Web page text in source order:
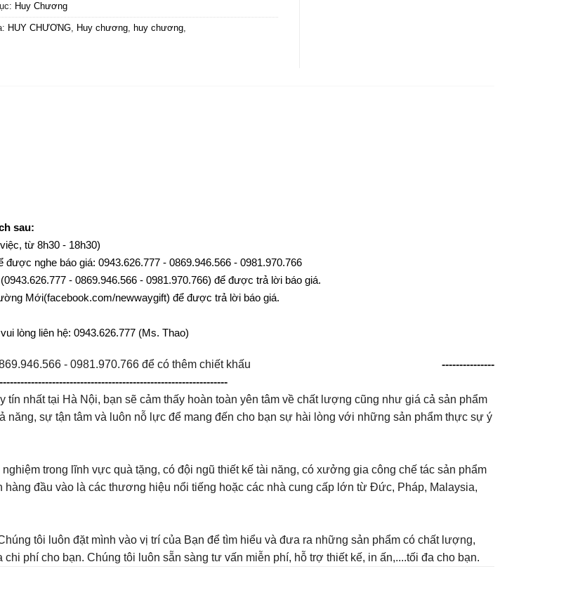
Huy Chương
HUY CHƯƠNG, Huy chương, huy chương,
sau:
từ 8h30 - 18h30)
nghe báo giá: 0943.626.777 - 0869.946.566 - 0981.970.766
- 0869.946.566 - 0981.970.766) để được trả lời báo giá.
Mới(facebook.com/newwaygift) để được trả lời báo giá.
lòng liên hệ: 0943.626.777 (Ms. Thao)
theo số 0869.946.566 - 0981.970.766 để có thêm chiết khấu
---------------
nhất tại Hà Nội, bạn sẽ cảm thấy hoàn toàn yên tâm về chất lượng cũng như giá cả sản phẩm
năng, sự tận tâm và luôn nỗ lực để mang đến cho bạn sự hài lòng với những sản phẩm thực sự ý
trong lĩnh vực quà tặng, có đội ngũ thiết kế tài năng, có xưởng gia công chế tác sản phẩm
đầu vào là các thương hiệu nổi tiếng hoặc các nhà cung cấp lớn từ Đức, Pháp, Malaysia,
tôi luôn đặt mình vào vị trí của Bạn để tìm hiểu và đưa ra những sản phẩm có chất lượng,
phí cho bạn. Chúng tôi luôn sẵn sàng tư vấn miễn phí, hỗ trợ thiết kế, in ấn,....tối đa cho bạn.